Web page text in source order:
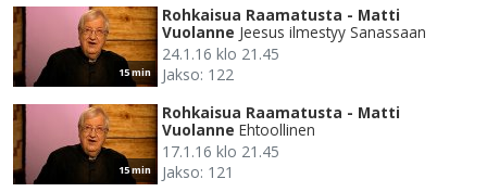
15 min
Rohkaisua Raamatusta - Matti
Vuolanne Jeesus ilmestyy Sanassaan
24.1.16 klo 21.45
Jakso: 122
15 min
Rohkaisua Raamatusta - Matti
Vuolanne Ehtoollinen
17.1.16 klo 21.45
Jakso: 121